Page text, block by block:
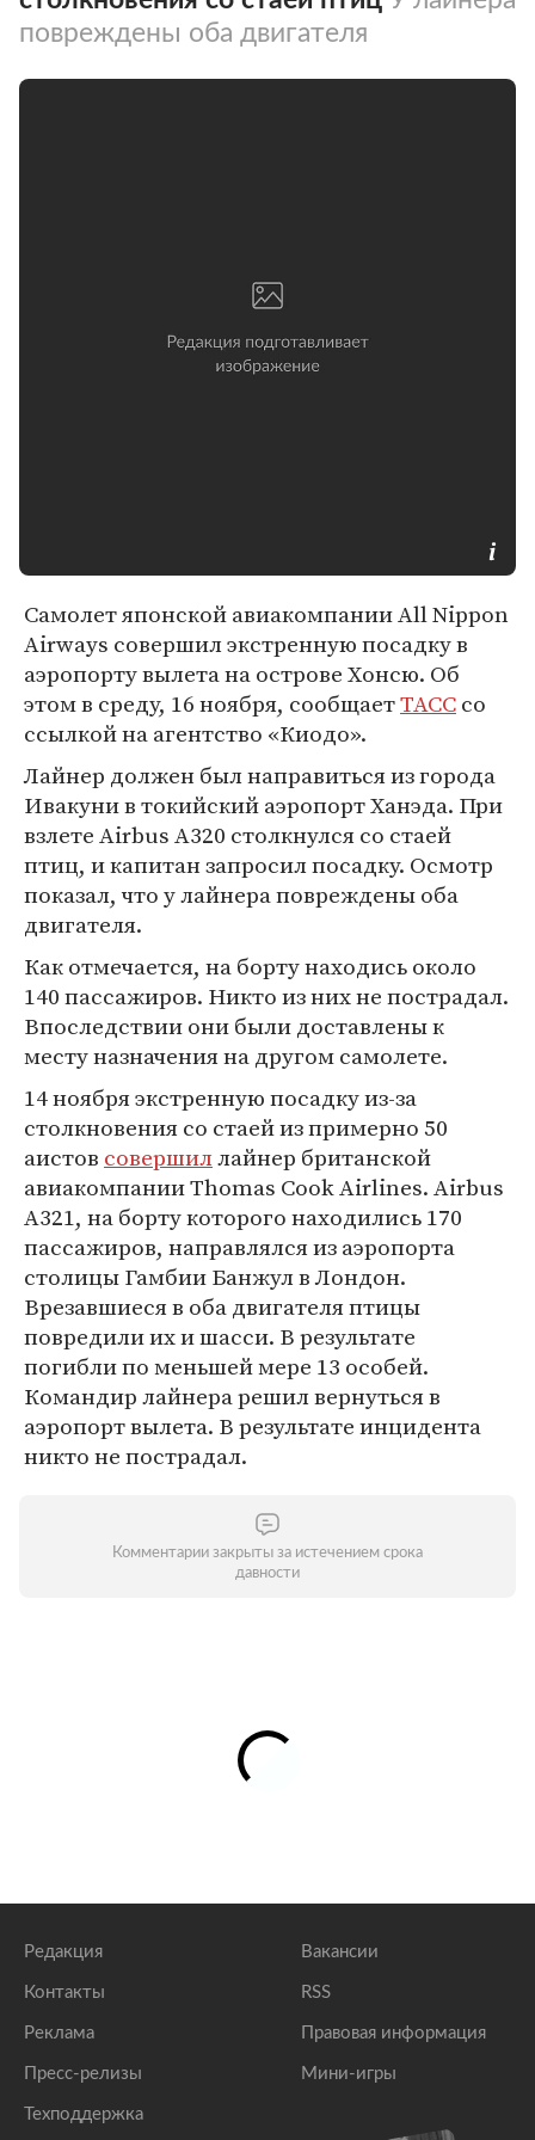
повреждены оба двигателя
Самолет японской авиакомпании All Nippon
Airways совершил экстренную посадку в
аэропорту вылета на острове Хонсю. Об
этом в среду, 16 ноября, сообщаетТАССсо
ссылкой на агентство «Киодо».
Лайнер должен был направиться из города
Ивакуни в токийский аэропорт Ханэда. При
взлете Airbus A320 столкнулся со стаей
птиц, и капитан запросил посадку. Осмотр
показал, что у лайнера повреждены оба
двигателя.
Как отмечается, на борту находись около
140 пассажиров. Никто из них не пострадал.
Впоследствии они были доставлены к
месту назначения на другом самолете.
14 ноября экстренную посадку из-за
столкновения со стаей из примерно 50
аистов совершиллайнер британской
авиакомпании Thomas Cook Airlines. Airbus
A321, на борту которого находились 170
пассажиров, направлялся из аэропорта
столицы Гамбии Банжул в Лондон.
Врезавшиеся в оба двигателя птицы
повредили их и шасси. В результате
погибли по меньшей мере 13 особей.
Командир лайнера решил вернуться в
аэропорт вылета. В результате инцидента
никто не пострадал.
Комментарии закрыты за истечением срока
давности
Редакция
Контакты
Реклама
Пресс-релизы
Техподдержка
Вакансии
RSS
Правовая информация
Мини-игры